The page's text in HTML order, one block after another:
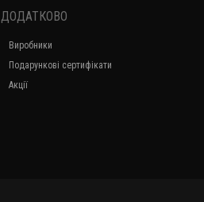
ДОДАТКОВО
Виробники